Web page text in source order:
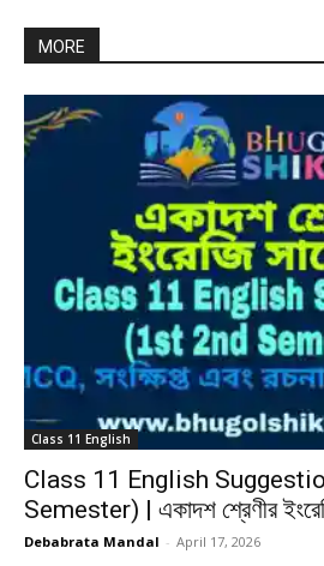
MORE
Class 11 English
Class 11 English
Semester) | একাদশ শ্রেণীর
Debabrata Mandal - April 17, 2026